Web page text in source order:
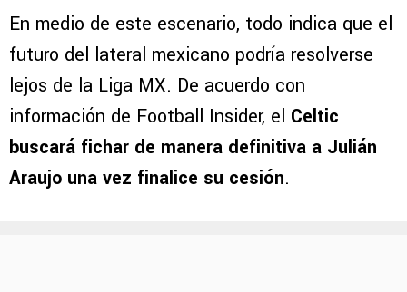
En medio de este escenario, todo indica que el
futuro del lateral mexicano podría resolverse
lejos de la Liga MX. De acuerdo con
información de Football Insider, el Celtic
buscará fichar de manera definitiva a Julián
Araujo una vez finalice su cesión.